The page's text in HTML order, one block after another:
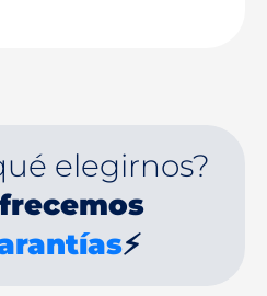
elegirnos?
⚡